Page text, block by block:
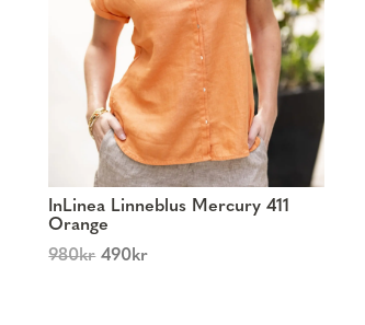
InLinea Linneblus Mercury 411
Orange
980kr 490kr